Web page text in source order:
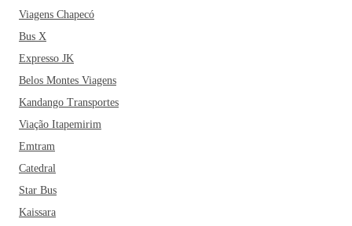
Viagens Chapecó
Bus X
Expresso JK
Belos Montes Viagens
Kandango Transportes
Viação Itapemirim
Emtram
Catedral
Star Bus
Kaissara